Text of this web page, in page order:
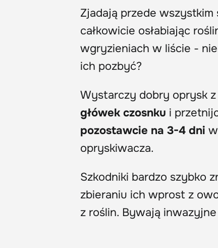
Zjadają przede
całkowicie osłabiając
wgryzieniach w liście -
ich pozbyć?
Wystarczy dobry oprysk z
główek czosnku i
pozostawcie na 3-4 dni
opryskiwacza.
Szkodniki bardzo szybko
zbieraniu ich wprost z
z roślin. Bywają